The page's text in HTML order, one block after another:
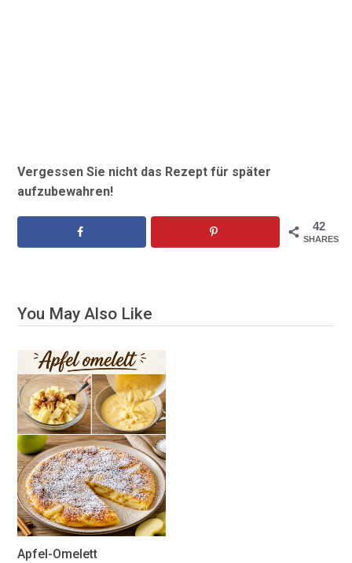
Vergessen Sie nicht das Rezept für später
aufzubewahren!
42
SHARES
You May Also Like
Apfel-Omelett